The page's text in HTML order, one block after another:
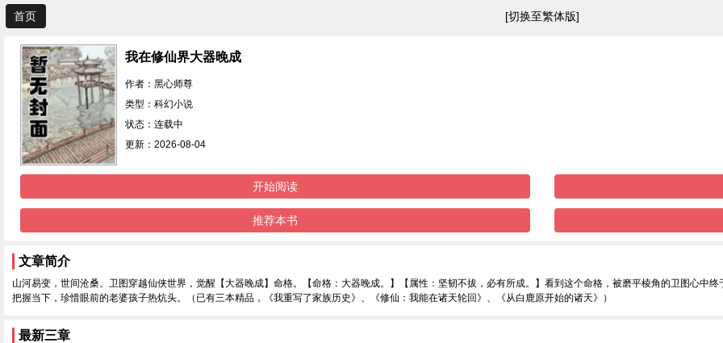
首页 [切换至繁体版]
我在修仙界大器晚成
作者：黑心师尊
类型：科幻小说
状态：连载中
更新：2026-08-04
开始阅读
推荐本书
文章简介
山河易变，世间沧桑。卫图穿越仙侠世界，觉醒【大器晚成】命格。【命格：大器晚成。】【属性：坚韧不拔，必有所成。】看到这个命格，被磨平棱角的卫图心中
把握当下，珍惜眼前的老婆孩子热炕头。（已有三本精品，《我重写了家族历史》、《修仙：我能在诸天轮回》、《从白鹿原开始的诸天》）
最新三章